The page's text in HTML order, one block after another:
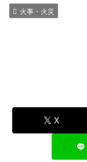
火事・火災
X